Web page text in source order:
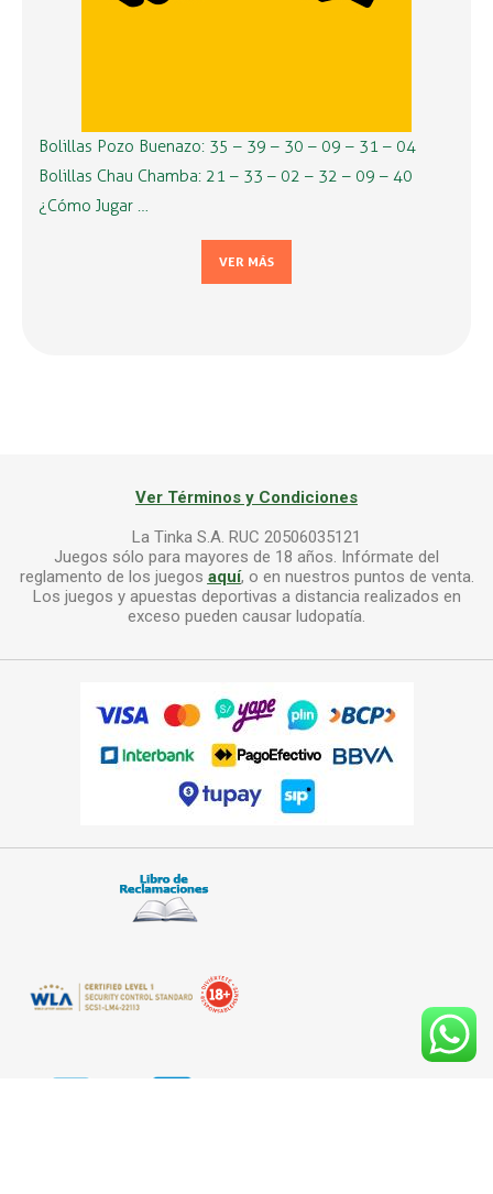
Bolillas Pozo Buenazo: 35 – 39 – 30 – 09 – 31 – 04
Bolillas Chau Chamba: 21 – 33 – 02 – 32 – 09 – 40
¿Cómo Jugar …
VER MÁS
Ver Términos y Condiciones
La Tinka S.A. RUC 20506035121
Juegos sólo para mayores de 18 años. Infórmate del
reglamento de los juegos aquí, o en nuestros puntos de venta.
Los juegos y apuestas deportivas a distancia realizados en
exceso pueden causar ludopatía.